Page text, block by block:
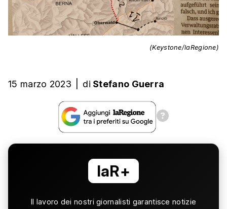
(Keystone/laRegione)
15 marzo 2023 di Stefano Guerra
laR+
Il lavoro dei nostri giornalisti garantisce notizie